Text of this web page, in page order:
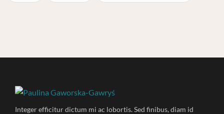
Integer efficitur dictum mi ac lobortis. Sed finibus, diam id